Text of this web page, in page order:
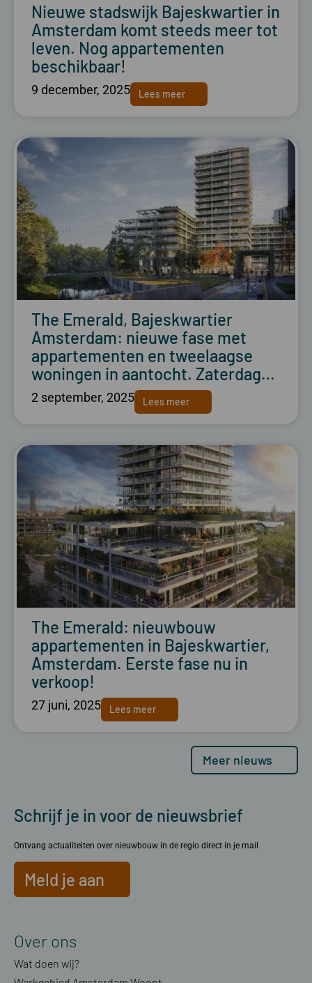
Nieuwe stadswijk Bajeskwartier in
Amsterdam komt steeds meer tot
leven. Nog appartementen
beschikbaar!
9 december, 2025 Lees meer
The Emerald, Bajeskwartier
Amsterdam: nieuwe fase met
appartementen en tweelaagse
woningen in aantocht. Zaterdag…
2 september, 2025 Lees meer
The Emerald: nieuwbouw
appartementen in Bajeskwartier,
Amsterdam. Eerste fase nu in
verkoop!
27 juni, 2025 Lees meer
Meer nieuws
Schrijf je in voor de nieuwsbrief
Ontvang actualiteiten over nieuwbouw in de regio direct in je mail
Meld je aan
Over ons
Wat doen wij?